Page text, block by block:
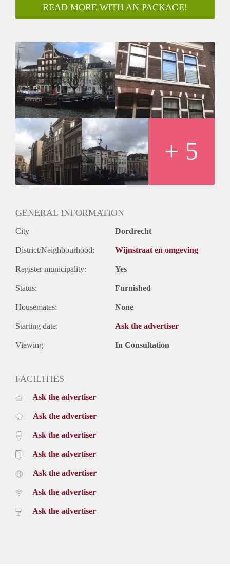
Indeling:
Entree op eerste etage, woon/slaapkamer, nette keuken met
Gehele studio voorzien van laminaat vloer en dubbel glas.
Geschikt voor een persoon.
READ MORE WITH AN PACKAGE!
+ 5
GENERAL INFORMATION
City Dordrecht
District/Neighbourhood: Wijnstraat en omgeving
Register municipality: Yes
Status: Furnished
Housemates: None
Starting date: Ask the advertiser
Viewing In Consultation
FACILITIES
Ask the advertiser
Ask the advertiser
Ask the advertiser
Ask the advertiser
Ask the advertiser
Ask the advertiser
Ask the advertiser